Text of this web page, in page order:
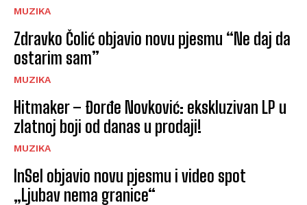
MUZIKA
Zdravko Čolić objavio novu pjesmu “Ne daj da
ostarim sam”
MUZIKA
Hitmaker – Đorđe Novković: ekskluzivan LP u
zlatnoj boji od danas u prodaji!
MUZIKA
InSel objavio novu pjesmu i video spot
„Ljubav nema granice“